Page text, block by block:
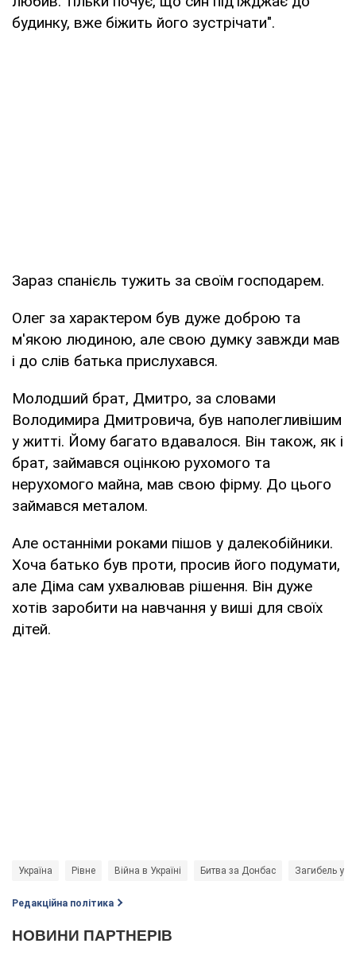
будинку, вже біжить його зустрічати".
Зараз спанієль тужить за своїм господарем.
Олег за характером був дуже доброю та
м'якою людиною, але свою думку завжди мав
і до слів батька прислухався.
Молодший брат, Дмитро, за словами
Володимира Дмитровича, був наполегливішим
у житті. Йому багато вдавалося. Він також, як і
брат, займався оцінкою рухомого та
нерухомого майна, мав свою фірму. До цього
займався металом.
Але останніми роками пішов у далекобійники.
Хоча батько був проти, просив його подумати,
але Діма сам ухвалював рішення. Він дуже
хотів заробити на навчання у виші для своїх
дітей.
Україна Рівне Війна в Україні Битва за Донбас Загибель
Редакційна політика